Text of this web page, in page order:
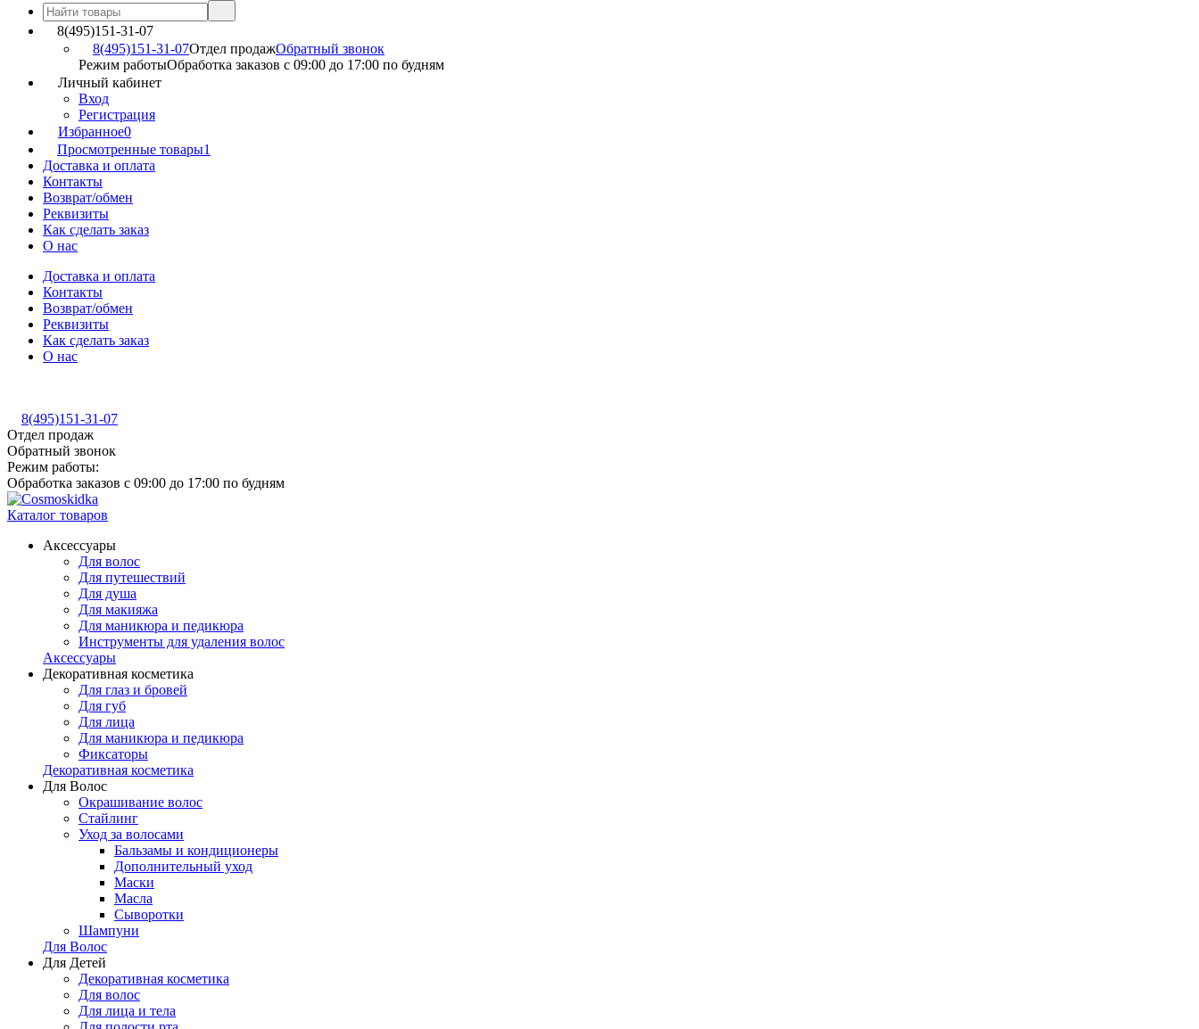
8(495)151-31-07
8(495)151-31-07Отдел продажОбратный звонок
Режим работыОбработка заказов с 09:00 до 17:00 по будням
Личный кабинет
Вход
Регистрация
Избранное0
Просмотренные товары1
Доставка и оплата
Контакты
Возврат/обмен
Реквизиты
Как сделать заказ
О нас
Доставка и оплата
Контакты
Возврат/обмен
Реквизиты
Как сделать заказ
О нас
8(495)151-31-07
Отдел продаж
Обратный звонок
Режим работы:
Обработка заказов с 09:00 до 17:00 по будням
Каталог товаров
Аксессуары
Для волос
Для путешествий
Для душа
Для макияжа
Для маникюра и педикюра
Инструменты для удаления волос
Аксессуары
Декоративная косметика
Для глаз и бровей
Для губ
Для лица
Для маникюра и педикюра
Фиксаторы
Декоративная косметика
Для Волос
Окрашивание волос
Стайлинг
Уход за волосами
Бальзамы и кондиционеры
Дополнительный уход
Маски
Масла
Сыворотки
Шампуни
Для Волос
Для Детей
Декоративная косметика
Для волос
Для лица и тела